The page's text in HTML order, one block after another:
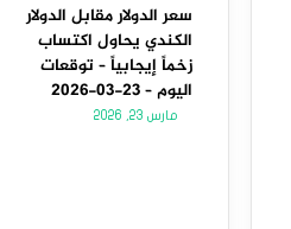
سعر الدولار مقابل الدولار
الكندي يحاول اكتساب
زخماً إيجابياً – توقعات
اليوم – 23-03-2026
مارس 23, 2026